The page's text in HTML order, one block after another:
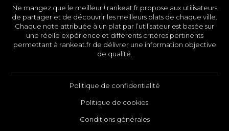
Ne mangez que le meilleur ! rankeat.fr propose aux utilisateurs
de partager et de découvrir les meilleurs plats de chaque ville.
Chaque note attribuée à un plat par l’utilisateur est basée sur
une réelle expérience et différents critères pertinents
permettant à rankeat.fr de délivrer une information objective
de qualité.
Politique de confidentialité
Politique de cookies
Conditions générales